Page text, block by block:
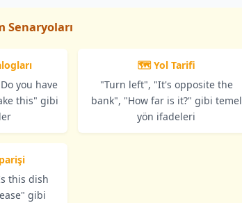
Senaryoları
you have
this" gibi
🗺️ Yol Tarifi
"Turn left", "It's opposite the
bank", "How far is it?" gibi temel
yön ifadeleri
this dish
gibi